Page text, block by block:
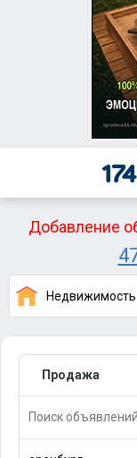
Добавление
Недвижимость
Продажа